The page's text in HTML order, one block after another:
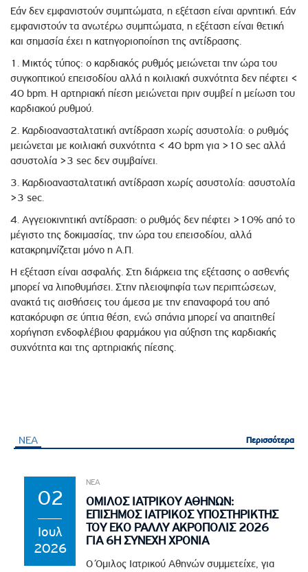
Εάν δεν εμφανιστούν συμπτώματα, η εξέταση είναι αρνητική. Εάν
εμφανιστούν τα ανωτέρω συμπτώματα, η εξέταση είναι θετική
και σημασία έχει η κατηγοριοποίηση της αντίδρασης.
1. Μικτός τύπος: ο καρδιακός ρυθμός μειώνεται την ώρα του
συγκο­πτικού επεισοδίου αλλά η κοιλιακή συχνότητα δεν πέφτει <
40 bpm. Η αρτηριακή πίεση μειώνεται πριν συμβεί η μείωση του
καρδιακού ρυθμού.
2. Καρδιοανασταλτατική αντίδραση χωρίς ασυστολία: ο ρυθμός
μειώνεται με κοιλιακή συχνό­τητα < 40 bpm για >10 sec αλλά
ασυστολία >3 sec δεν συμβαίνει.
3. Καρδιοανασταλτατική αντίδραση χωρίς ασυστολία: ασυστολία
>3 sec.
4. Αγγειοκινητική αντίδραση: ο ρυθμός δεν πέφτει >10% από το
μέγιστο της δοκιμασίας, την ώρα του επεισοδίου, αλλά
κατακρημνίζεται μόνο η Α.Π.
Η εξέταση είναι ασφαλής. Στη διάρκεια της εξέτασης ο ασθενής
μπορεί να λιποθυμήσει. Στην πλειοψηφία των περιπτώσεων,
ανακτά τις αισθήσεις του άμεσα με την επαναφορά του από
κατακόρυφη σε ύπτια θέση, ενώ σπάνια μπορεί να απαιτηθεί
χορήγηση ενδοφλέβιου φαρμάκου για αύξηση της καρδιακής
συχνότητα και της αρτηριακής πίεσης.
ΝΕΑ Περισσότερα
Περισσότερα
02
Ιουλ
2026
ΝΕΑ
ΟΜΙΛΟΣ ΙΑΤΡΙΚΟΥ ΑΘΗΝΩΝ:
ΕΠΙΣΗΜΟΣ ΙΑΤΡΙΚΟΣ ΥΠΟΣΤΗΡΙΚΤΗΣ
ΤΟΥ EKO ΡΑΛΛΥ ΑΚΡΟΠΟΛΙΣ 2026
ΓΙΑ 6Η ΣΥΝΕΧΗ ΧΡΟΝΙΑ
Ο Όμιλος Ιατρικού Αθηνών συμμετείχε, για